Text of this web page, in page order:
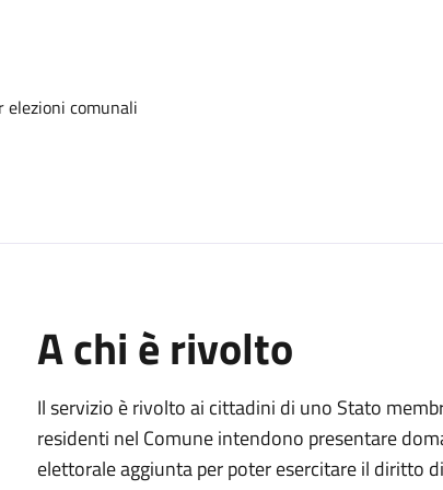
elezioni comunali
A chi è rivolto
Il servizio è rivolto ai cittadini di uno Stato
residenti nel Comune intendono presentare
elettorale aggiunta per poter esercitare il diritto